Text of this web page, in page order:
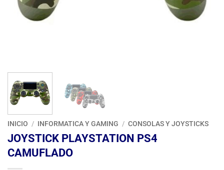
INICIO / INFORMATICA Y GAMING / CONSOLAS Y JOYSTICKS
JOYSTICK PLAYSTATION PS4
CAMUFLADO